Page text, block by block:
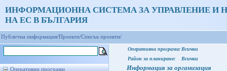
ИНФОРМАЦИОННА СИСТЕМА ЗА УПРАВЛЕНИЕ И
НА ЕС В БЪЛГАРИЯ
Публична информация/Проекти/Списък проекти/
Оперативни програми
Оперативна програма: Всички
Район за планиране:
Всички
Информация за организация